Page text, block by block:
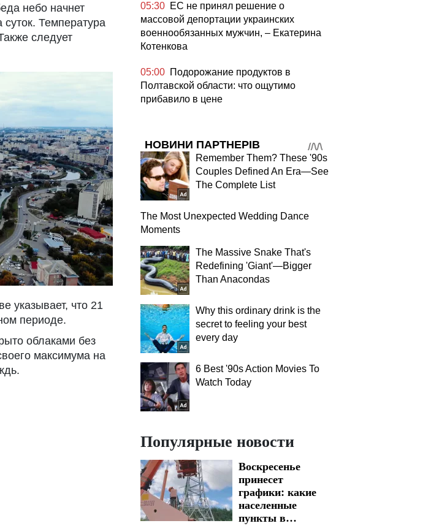
небо начнет
суток. Температура
следует
указывает, что 21
периоде.
облаками без
максимума на
05:30 ЕС не принял решение о
массовой депортации украинских
военнообязанных мужчин, – Екатерина
Котенкова
05:00 Подорожание продуктов в
Полтавской области: что ощутимо
прибавило в цене
НОВИНИ ПАРТНЕРІВ
Remember Them? These '90s
Couples Defined An Era—See
The Complete List
The Most Unexpected Wedding Dance
Moments
The Massive Snake That's
Redefining 'Giant'—Bigger
Than Anacondas
Why this ordinary drink is the
secret to feeling your best
every day
6 Best '90s Action Movies To
Watch Today
Популярные новости
Воскресенье
принесет
графики: какие
населенные
пункты в